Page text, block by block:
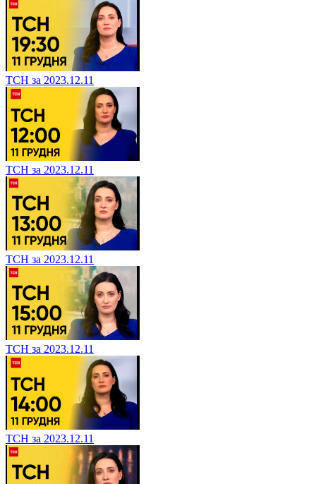
ТСН за 2023.12.11
ТСН за 2023.12.11
ТСН за 2023.12.11
ТСН за 2023.12.11
ТСН за 2023.12.11